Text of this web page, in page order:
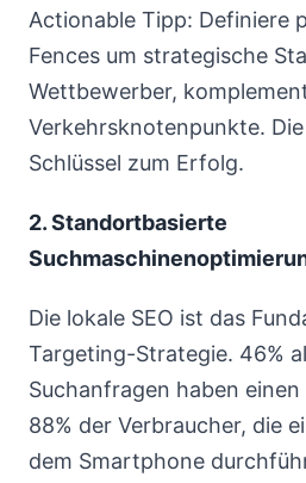
Actionable Tipp: Definiere
Fences um strategische
Wettbewerber,
Verkehrsknotenpunkte.
Schlüssel zum Erfolg.
2. Standortbasierte
Die lokale SEO ist das
Targeting-Strategie. 46%
Suchanfragen haben
88% der Verbraucher, die
dem Smartphone